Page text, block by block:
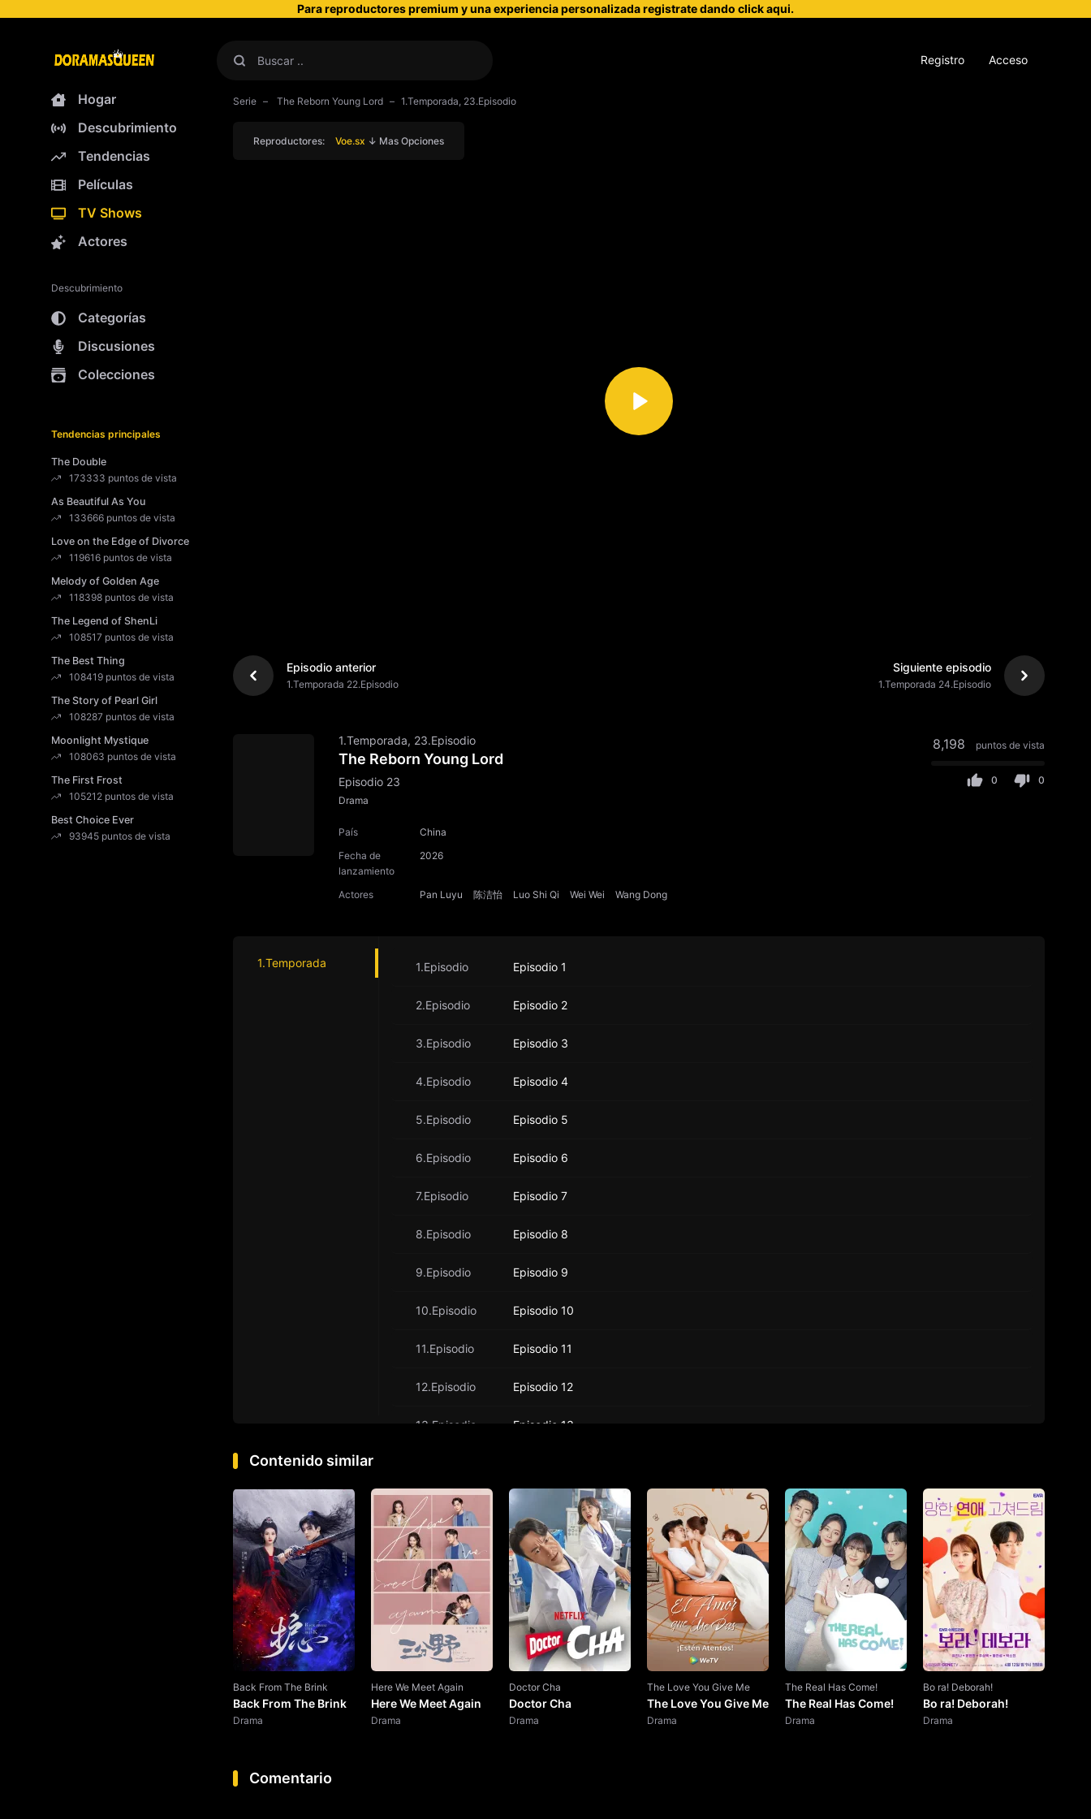
Para reproductores premium y una experiencia personalizada registrate dando click aqui.
Registro Acceso
Hogar
Descubrimiento
Tendencias
Películas
TV Shows
Actores
Descubrimiento
Categorías
Discusiones
Colecciones
Tendencias principales
The Double
173333 puntos de vista
As Beautiful As You
133666 puntos de vista
Love on the Edge of Divorce
119616 puntos de vista
Melody of Golden Age
118398 puntos de vista
The Legend of ShenLi
108517 puntos de vista
The Best Thing
108419 puntos de vista
The Story of Pearl Girl
108287 puntos de vista
Moonlight Mystique
108063 puntos de vista
The First Frost
105212 puntos de vista
Best Choice Ever
93945 puntos de vista
Serie The Reborn Young Lord 1.Temporada, 23.Episodio
Reproductores: Voe.sx ↓ Mas Opciones
Episodio anterior
1.Temporada 22.Episodio
Siguiente episodio
1.Temporada 24.Episodio
1.Temporada, 23.Episodio
The Reborn Young Lord
Episodio 23
Drama
País
China
Fecha de
lanzamiento
2026
Actores Pan Luyu 陈洁怡 Luo Shi Qi Wei Wei Wang Dong
8,198 puntos de vista
0 0
1.Temporada 1.Episodio Episodio 1
2.Episodio Episodio 2
3.Episodio Episodio 3
4.Episodio Episodio 4
5.Episodio Episodio 5
6.Episodio Episodio 6
7.Episodio Episodio 7
8.Episodio Episodio 8
9.Episodio Episodio 9
10.Episodio Episodio 10
11.Episodio Episodio 11
12.Episodio Episodio 12
13.Episodio Episodio 13
15.Episodio Episodio 15
16.Episodio Episodio 16
17.Episodio Episodio 17
18.Episodio Episodio 18
19.Episodio Episodio 19
20.Episodio Episodio 20
Contenido similar
Back From The Brink
Back From The Brink
Drama
Here We Meet Again
Here We Meet Again
Drama
Doctor Cha
Doctor Cha
Drama
The Love You Give Me
The Love You Give Me
Drama
The Real Has Come!
The Real Has Come!
Drama
Bo ra! Deborah!
Bo ra! Deborah!
Drama
Comentario